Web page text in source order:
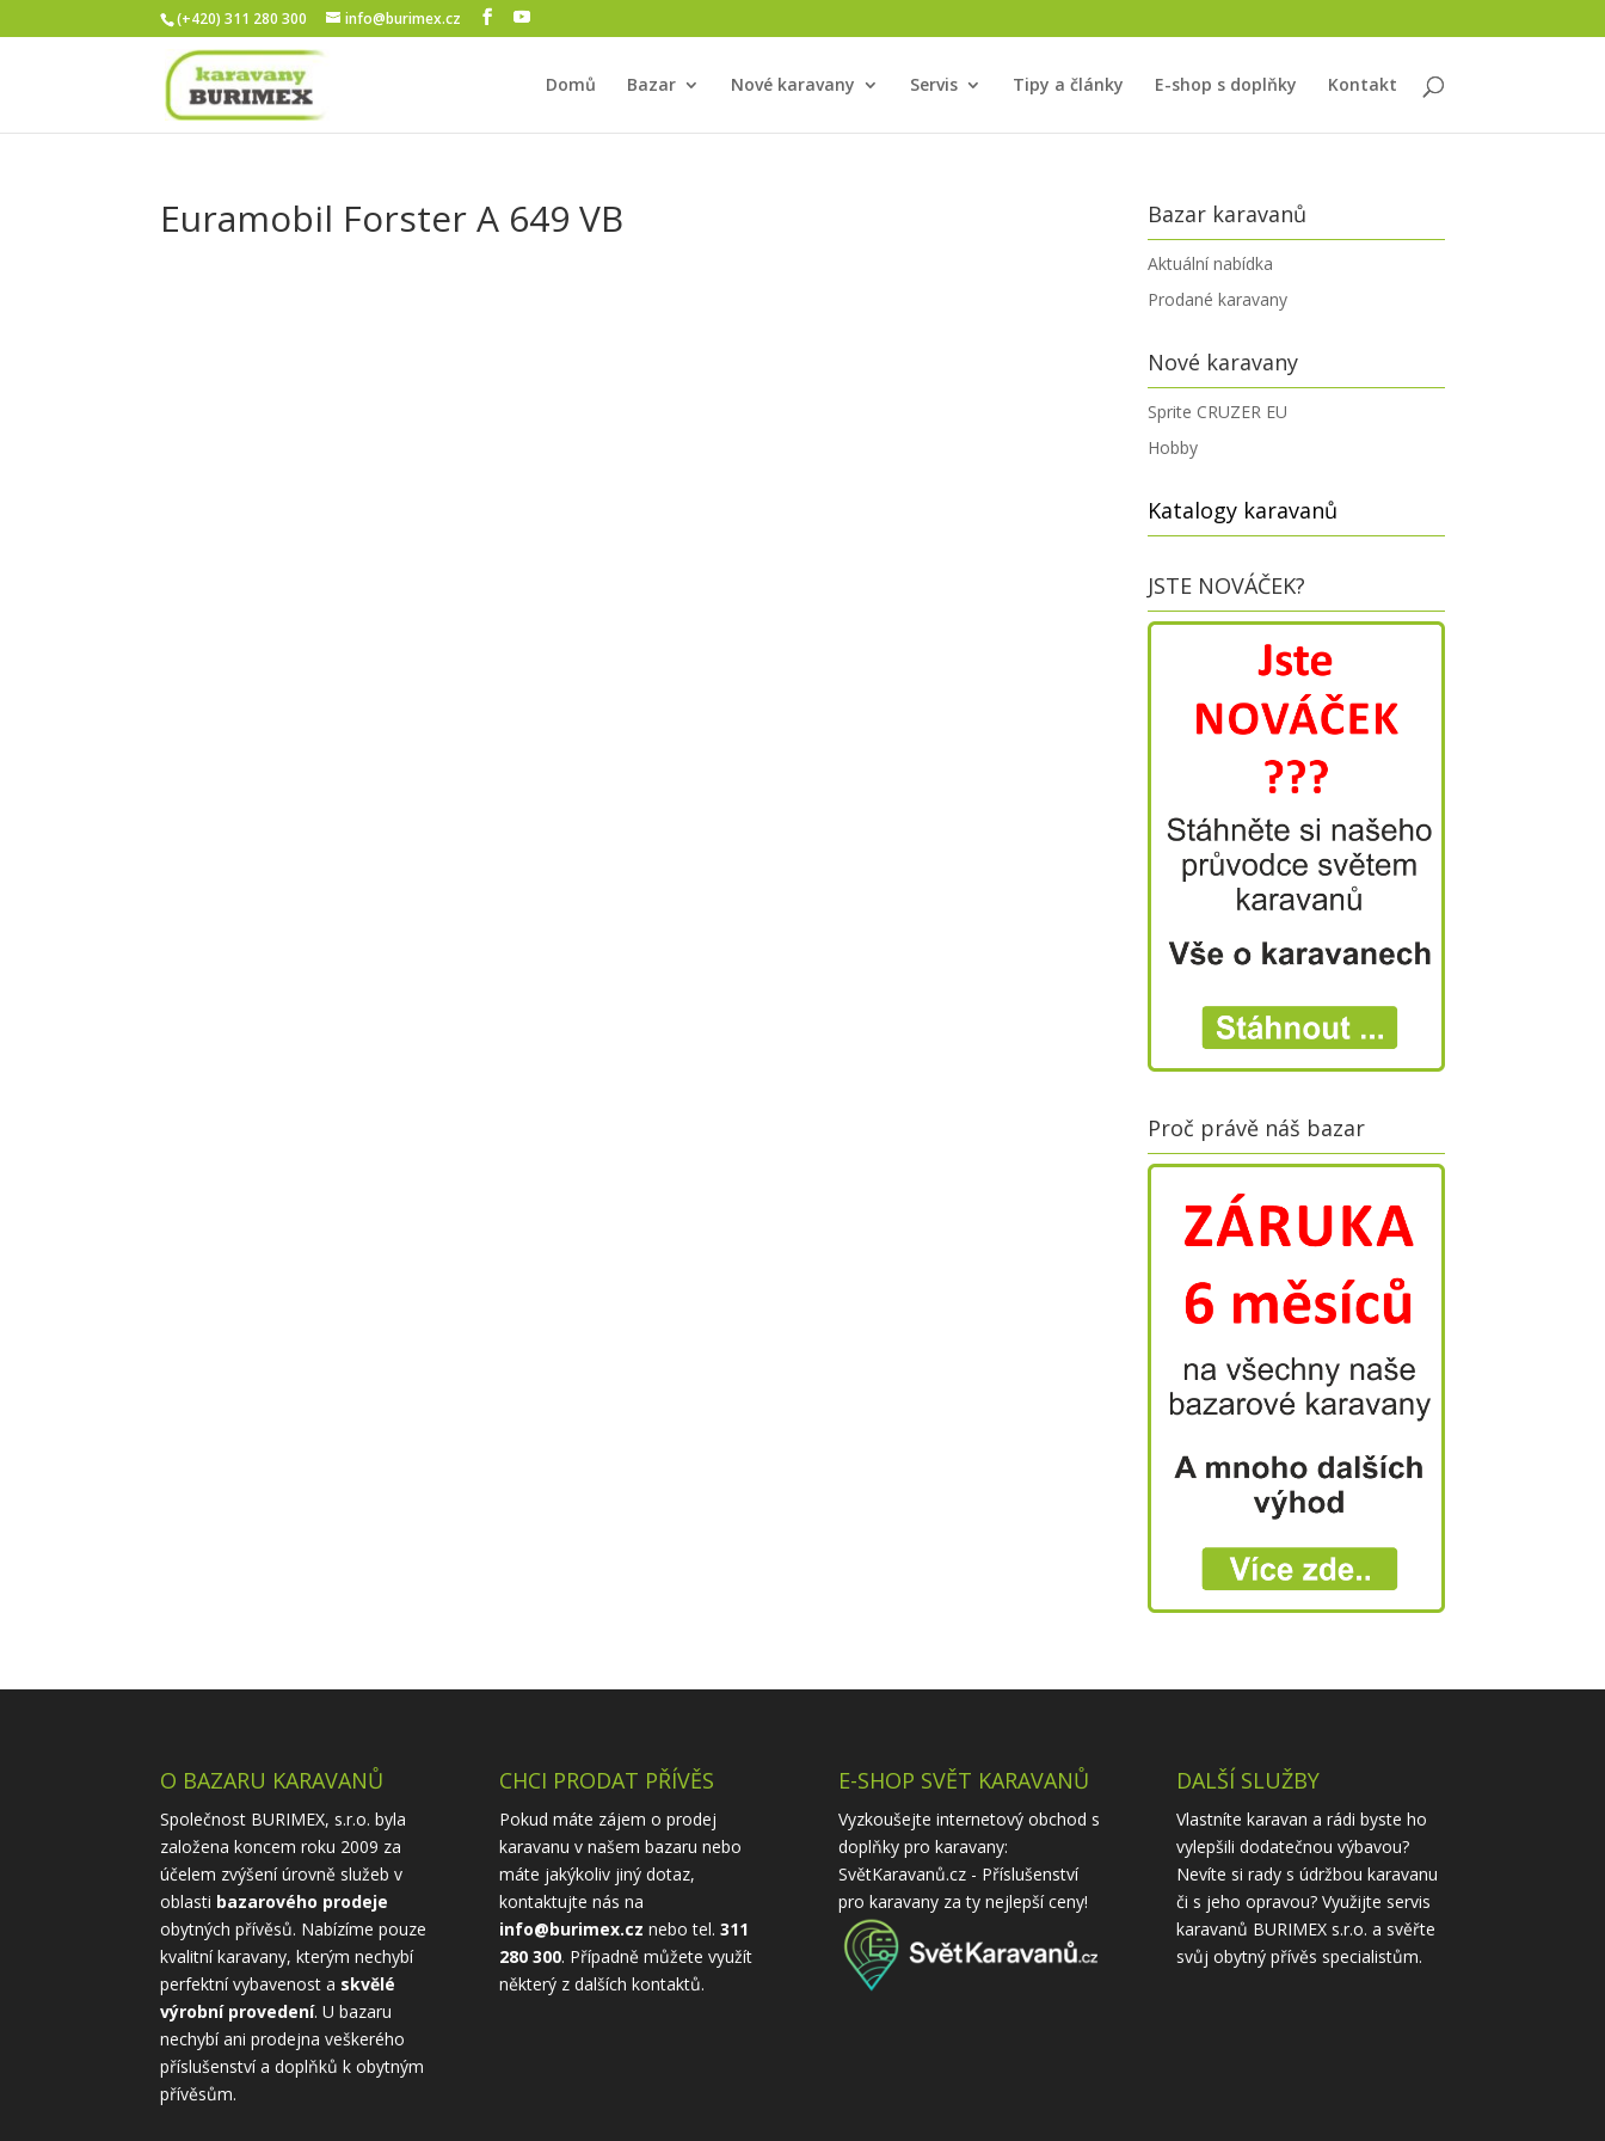
(+420) 311 280 300 info@burimex.cz
Domů Bazar Nové karavany Servis Tipy a články E-shop s doplňky Kontakt
Euramobil Forster A 649 VB Bazar karavanů
Aktuální nabídka
Prodané karavany
Nové karavany
Sprite CRUZER EU
Hobby
Katalogy karavanů
JSTE NOVÁČEK?
Proč právě náš bazar
O BAZARU KARAVANŮ
Společnost BURIMEX, s.r.o. byla
založena koncem roku 2009 za
účelem zvýšení úrovně služeb v
oblasti bazarového prodeje
obytných přívěsů. Nabízíme pouze
kvalitní karavany, kterým nechybí
perfektní vybavenost a skvělé
výrobní provedení. U bazaru
nechybí ani prodejna veškerého
příslušenství a doplňků k obytným
přívěsům.
CHCI PRODAT PŘÍVĚS
Pokud máte zájem o prodej
karavanu v našem bazaru nebo
máte jakýkoliv jiný dotaz,
kontaktujte nás na
info@burimex.cz nebo tel. 311
280 300. Případně můžete využít
některý z dalších kontaktů.
E-SHOP SVĚT KARAVANŮ
Vyzkoušejte internetový obchod s
doplňky pro karavany:
SvětKaravanů.cz - Příslušenství
pro karavanyza ty nejlepší ceny!
DALŠÍ SLUŽBY
Vlastníte karavan a rádi byste ho
vylepšili dodatečnou výbavou?
Nevíte si rady s údržbou karavanu
či s jeho opravou? Využijte servis
karavanů BURIMEX s.r.o. a svěřte
svůj obytný přívěs specialistům.